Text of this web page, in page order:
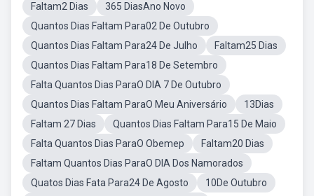
Faltam2 Dias
365 DiasAno Novo
Quantos Dias Faltam Para02 De Outubro
Quantos Dias Faltam Para24 De Julho
Faltam25 Dias
Quantos Dias Faltam Para18 De Setembro
Falta Quantos Dias ParaO DIA 7 De Outubro
Quantos Dias Faltam ParaO Meu Aniversário
13Dias
Faltam 27 Dias
Quantos Dias Faltam Para15 De Maio
Falta Quantos Dias ParaO Obemep
Faltam20 Dias
Faltam Quantos Dias ParaO DIA Dos Namorados
Quatos Dias Fata Para24 De Agosto
10De Outubro